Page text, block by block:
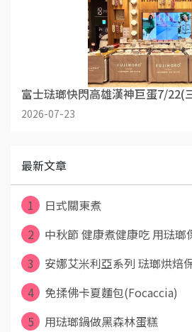
富士琺瑯快閃高雄漢神巨蛋7/22(
2026-07-23
最新文章
1
日式關東煮
2
中秋節 健康煮健康吃 用琺
3
安娜艾米利亞系列 琺瑯烘
4
免揉佛卡夏麵包(Focaccia)
5
用琺瑯鍋做黑森林蛋糕